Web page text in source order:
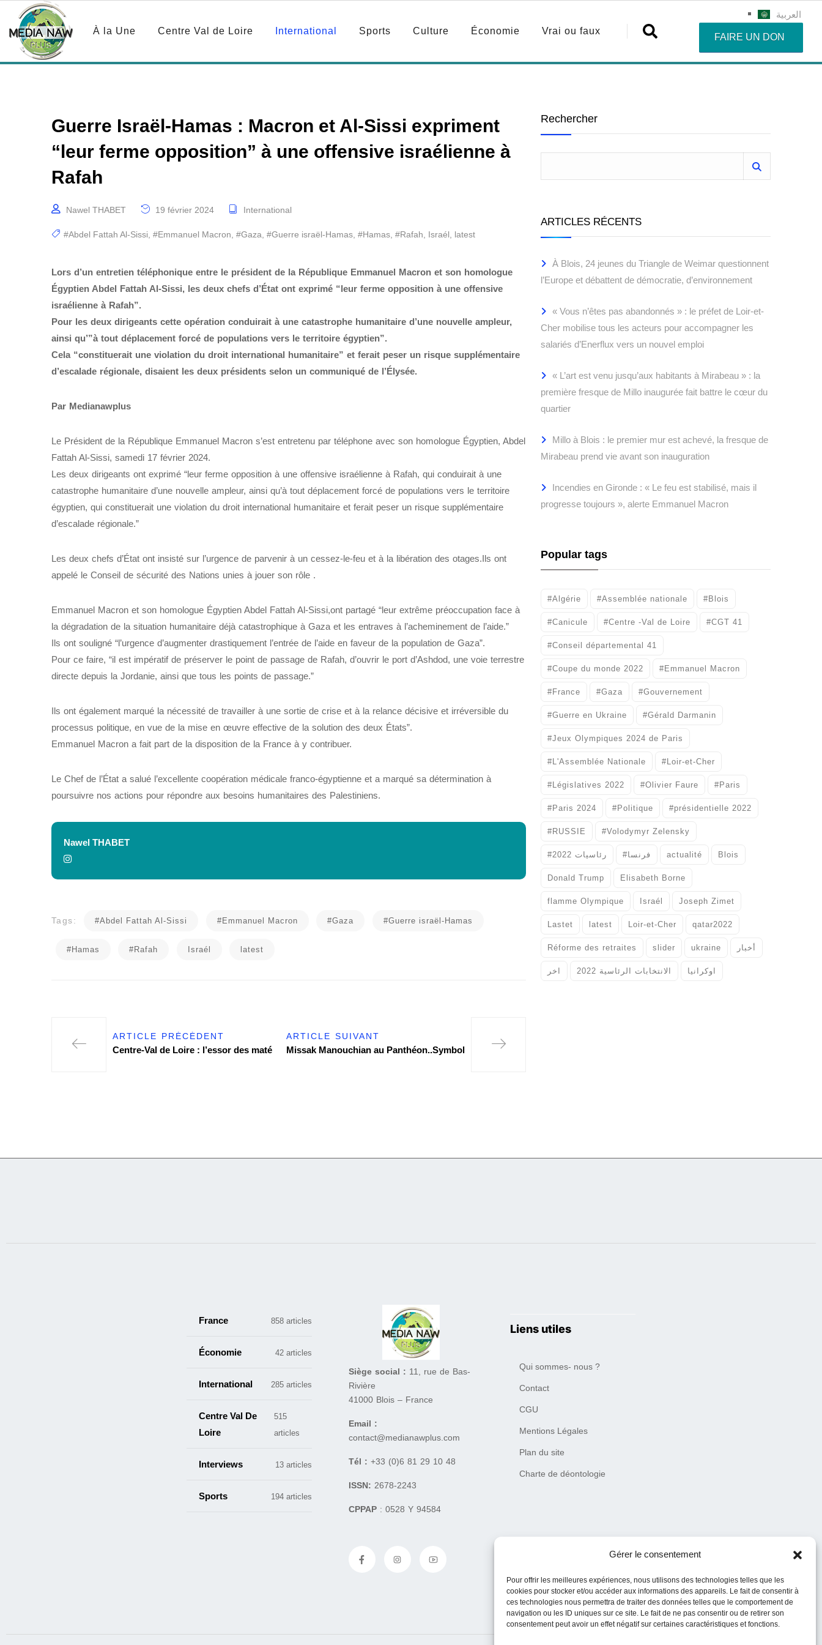
Gérer le consentement
Pour offrir les meilleures expériences, nous utilisons des technologies telles que les
cookies pour stocker et/ou accéder aux informations des appareils. Le fait de consentir à
ces technologies nous permettra de traiter des données telles que le comportement de
navigation ou les ID uniques sur ce site. Le fait de ne pas consentir ou de retirer son
consentement peut avoir un effet négatif sur certaines caractéristiques et fonctions.
À la Une Centre Val de Loire International Sports Culture Économie Vrai ou faux
العربية
FAIRE UN DON
Guerre Israël-Hamas : Macron et Al-Sissi expriment
“leur ferme opposition” à une offensive israélienne à
Rafah
Nawel THABET 19 février 2024 International
#Abdel Fattah Al-Sissi #Emmanuel Macron #Gaza #Guerre israël-Hamas #Hamas #Rafah Israél latest
Lors d’un entretien téléphonique entre le président de la République Emmanuel Macron et son homologue
Égyptien Abdel Fattah Al-Sissi, les deux chefs d’État ont exprimé “leur ferme opposition à une offensive
israélienne à Rafah”.
Pour les deux dirigeants cette opération conduirait à une catastrophe humanitaire d’une nouvelle ampleur,
ainsi qu’”à tout déplacement forcé de populations vers le territoire égyptien”.
Cela “constituerait une violation du droit international humanitaire” et ferait peser un risque supplémentaire
d’escalade régionale, disaient les deux présidents selon un communiqué de l’Élysée.
Par Medianawplus
Le Président de la République Emmanuel Macron s’est entretenu par téléphone avec son homologue Égyptien, Abdel
Fattah Al-Sissi, samedi 17 février 2024.
Les deux dirigeants ont exprimé “leur ferme opposition à une offensive israélienne à Rafah, qui conduirait à une
catastrophe humanitaire d’une nouvelle ampleur, ainsi qu’à tout déplacement forcé de populations vers le territoire
égyptien, qui constituerait une violation du droit international humanitaire et ferait peser un risque supplémentaire
d’escalade régionale.”
Les deux chefs d’État ont insisté sur l’urgence de parvenir à un cessez-le-feu et à la libération des otages.Ils ont
appelé le Conseil de sécurité des Nations unies à jouer son rôle .
Emmanuel Macron et son homologue Égyptien Abdel Fattah Al-Sissi,ont partagé “leur extrême préoccupation face à
la dégradation de la situation humanitaire déjà catastrophique à Gaza et les entraves à l’acheminement de l’aide.”
Ils ont souligné “l’urgence d’augmenter drastiquement l’entrée de l’aide en faveur de la population de Gaza”.
Pour ce faire, “il est impératif de préserver le point de passage de Rafah, d’ouvrir le port d’Ashdod, une voie terrestre
directe depuis la Jordanie, ainsi que tous les points de passage.”
Ils ont également marqué la nécessité de travailler à une sortie de crise et à la relance décisive et irréversible du
processus politique, en vue de la mise en œuvre effective de la solution des deux États”.
Emmanuel Macron a fait part de la disposition de la France à y contribuer.
Le Chef de l’État a salué l’excellente coopération médicale franco-égyptienne et a marqué sa détermination à
poursuivre nos actions pour répondre aux besoins humanitaires des Palestiniens.
Nawel THABET
Tags: #Abdel Fattah Al-Sissi #Emmanuel Macron #Gaza #Guerre israël-Hamas
#Hamas #Rafah Israél latest
ARTICLE PRÉCÉDENT
Centre-Val de Loire : l’essor des maté
ARTICLE SUIVANT
Missak Manouchian au Panthéon..Symbol
Rechercher
ARTICLES RÉCENTS
À Blois, 24 jeunes du Triangle de Weimar questionnent
l’Europe et débattent de démocratie, d’environnement
« Vous n’êtes pas abandonnés » : le préfet de Loir-et-
Cher mobilise tous les acteurs pour accompagner les
salariés d’Enerflux vers un nouvel emploi
« L’art est venu jusqu’aux habitants à Mirabeau » : la
première fresque de Millo inaugurée fait battre le cœur du
quartier
Millo à Blois : le premier mur est achevé, la fresque de
Mirabeau prend vie avant son inauguration
Incendies en Gironde : « Le feu est stabilisé, mais il
progresse toujours », alerte Emmanuel Macron
Popular tags
#Algérie #Assemblée nationale #Blois
#Canicule #Centre -Val de Loire #CGT 41
#Conseil départemental 41
#Coupe du monde 2022 #Emmanuel Macron
#France #Gaza #Gouvernement
#Guerre en Ukraine #Gérald Darmanin
#Jeux Olympiques 2024 de Paris
#L'Assemblée Nationale #Loir-et-Cher
#Législatives 2022 #Olivier Faure #Paris
#Paris 2024 #Politique #présidentielle 2022
#RUSSIE #Volodymyr Zelensky
#رئاسيات 2022 #فرنسا actualité Blois
Donald Trump Elisabeth Borne
flamme Olympique Israél Joseph Zimet
Lastet latest Loir-et-Cher qatar2022
Réforme des retraites slider ukraine أخبار
اخر الانتخابات الرئاسية 2022 اوكرانيا
France 858 articles
Économie 42 articles
International 285 articles
Centre Val De
Loire
515
articles
Interviews 13 articles
Sports 194 articles
Siège social : 11, rue de Bas-
Rivière
41000 Blois – France
Email :
contact@medianawplus.com
Tél : +33 (0)6 81 29 10 48
ISSN: 2678-2243
CPPAP: 0528 Y 94584
Liens utiles
Qui sommes- nous ?
Contact
CGU
Mentions Légales
Plan du site
Charte de déontologie